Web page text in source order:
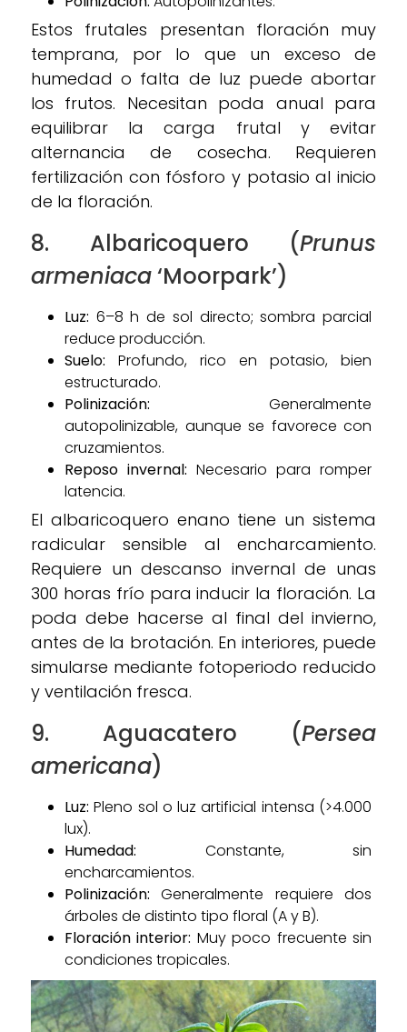
Estos frutales presentan floración muy
temprana, por lo que un exceso de
humedad o falta de luz puede abortar
los frutos. Necesitan poda anual para
equilibrar la carga frutal y evitar
alternancia de cosecha. Requieren
fertilización con fósforo y potasio al inicio
de la floración.
8. Albaricoquero (Prunus
armeniaca‘Moorpark’)
Luz: 6–8 h de sol directo; sombra parcial
reduce producción.
Suelo: Profundo, rico en potasio, bien
estructurado.
Polinización: Generalmente
autopolinizable, aunque se favorece con
cruzamientos.
Reposo invernal: Necesario para romper
latencia.
El albaricoquero enano tiene un sistema
radicular sensible al encharcamiento.
Requiere un descanso invernal de unas
300 horas frío para inducir la floración. La
poda debe hacerse al final del invierno,
antes de la brotación. En interiores, puede
simularse mediante fotoperiodo reducido
y ventilación fresca.
9. Aguacatero (Persea
americana)
Luz: Pleno sol o luz artificial intensa (>4.000
lux).
Humedad: Constante, sin
encharcamientos.
Polinización: Generalmente requiere dos
árboles de distinto tipo floral (A y B).
Floración interior: Muy poco frecuente sin
condiciones tropicales.